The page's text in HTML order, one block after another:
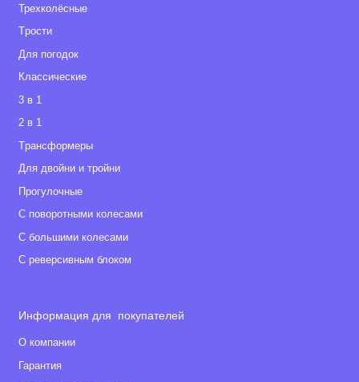
Трехколёсные
Tрости
Для погодок
Классические
3 в 1
2 в 1
Tрансформеры
Для двойни и тройни
Прогулочные
С поворотными колесами
С большими колесами
С реверсивным блоком
Информация для покупателей
О компании
Гарантия